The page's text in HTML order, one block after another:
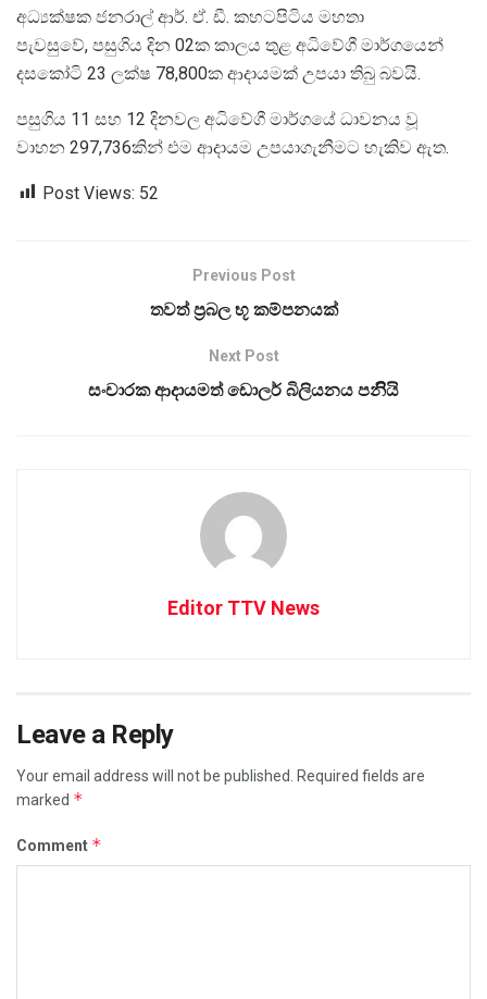
අධ්‍යක්ෂක ජනරාල් ආර්. ඒ. ඩී. කහටපිටිය මහතා
පැවසුවේ, පසුගිය දින 02ක කාලය තුළ අධිවේගී මාර්ගයෙන්
දසකෝටි 23 ලක්ෂ 78,800ක ආදායමක් උපයා තිබු බවයි.
පසුගිය 11 සහ 12 දිනවල අධිවේගී මාර්ගයේ ධාවනය වූ
වාහන 297,736කින් එම ආදායම උපයාගැනීමට හැකිව ඇත.
Post Views: 52
Previous Post
තවත් ප්‍රබල භූ කම්පනයක්
Next Post
සංචාරක ආදායමත් ඩොලර් බිලියනය පනිියි
Editor TTV News
Leave a Reply
Your email address will not be published. Required fields are
marked *
Comment *